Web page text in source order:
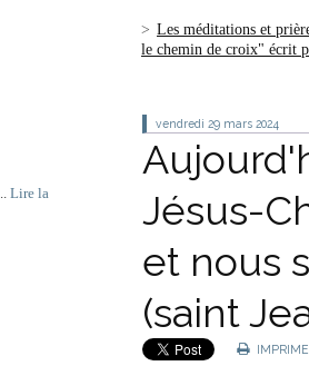
Lire la
Les méditations et
le chemin de croix" écrit
vendredi 29 mars 2024
Jésus-
et nous
(saint